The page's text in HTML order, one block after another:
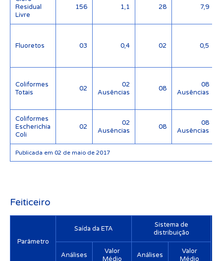
Publicada em 02 de maio de 2017
Residual
Livre
156 1,1 28 7,9
Fluoretos 03 0,4 02 0,5
Coliformes
Totais
02
02
Ausências
08
08
Ausências
Coliformes
Escherichia
Coli
02
02
Ausências
08
08
Ausências
Feiticeiro
Parâmetro
Saída da ETA
Sistema de
distribuição
Análises
Valor
Médio
Análises
Valor
Médio